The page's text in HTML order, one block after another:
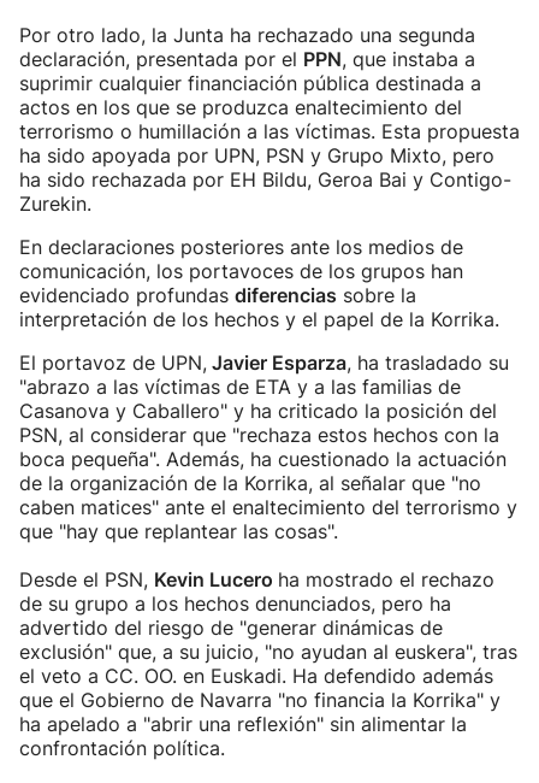
Por otro lado, la Junta ha rechazado una segunda
declaración, presentada por el PPN, que instaba a
suprimir cualquier financiación pública destinada a
actos en los que se produzca enaltecimiento del
terrorismo o humillación a las víctimas. Esta propuesta
ha sido apoyada por UPN, PSN y Grupo Mixto, pero
ha sido rechazada por EH Bildu, Geroa Bai y Contigo-
Zurekin.
En declaraciones posteriores ante los medios de
comunicación, los portavoces de los grupos han
evidenciado profundas diferencias sobre la
interpretación de los hechos y el papel de la Korrika.
El portavoz de UPN, Javier Esparza, ha trasladado su
"abrazo a las víctimas de ETA y a las familias de
Casanova y Caballero" y ha criticado la posición del
PSN, al considerar que "rechaza estos hechos con la
boca pequeña". Además, ha cuestionado la actuación
de la organización de la Korrika, al señalar que "no
caben matices" ante el enaltecimiento del terrorismo y
que "hay que replantear las cosas".
Desde el PSN, Kevin Lucero ha mostrado el rechazo
de su grupo a los hechos denunciados, pero ha
advertido del riesgo de "generar dinámicas de
exclusión" que, a su juicio, "no ayudan al euskera", tras
el veto a CC. OO. en Euskadi. Ha defendido además
que el Gobierno de Navarra "no financia la Korrika" y
ha apelado a "abrir una reflexión" sin alimentar la
confrontación política.